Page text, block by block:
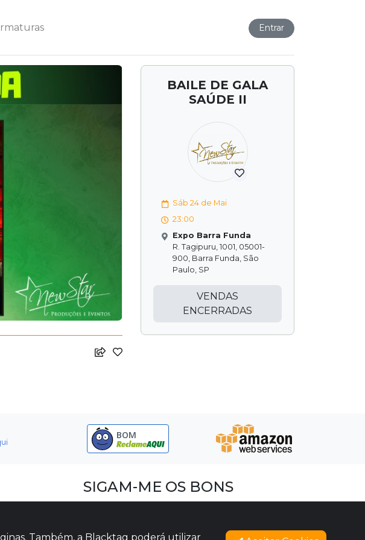
Entrar
BAILE DE GALA
SAÚDE II
Sáb 24 de Mai
23:00
Expo Barra Funda
R. Tagipuru, 1001, 05001-
900, Barra Funda, São
Paulo, SP
VENDAS
ENCERRADAS
BOM
SIGAM-ME OS BONS
Também, a Blacktag poderá utilizar